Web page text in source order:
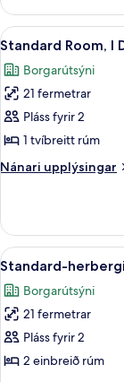
með
tvíbreiðu
rúmi
Skoða
allar
myndir
fyrir
Standard
Room,
I
Double
7
Standard Room, I
Borgarútsýni
21 fermetrar
Pláss fyrir 2
1 tvíbreitt rúm
Nánari upplýsingar
Nánari
Room,
Double
Skoða
allar
myndir
fyrir
Standard-
herbergi
7
Standard-
Borgarútsýni
21 fermetrar
Pláss fyrir 2
2 einbreið rúm